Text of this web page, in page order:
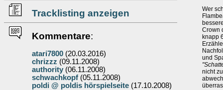
Tracklisting anzeigen
Kommentare:
atari7800 (20.03.2016)
chrizzz (09.11.2008)
authority (06.11.2008)
schwachkopf (05.11.2008)
poldi @ poldis hörspielseite (17.10.2008)
Wer
Crown
knapp
und
nicht